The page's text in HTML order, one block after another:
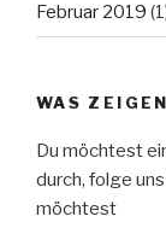
Februar 2019
WAS
Du möchtest
durch, folge
möchtest